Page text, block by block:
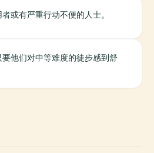
或有严重行动不便的人士。
他们对中等难度的徒步感到舒